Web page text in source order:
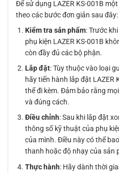
Để sử dụng LAZER KS-001B
theo các bước đơn giản sau đây:
Kiểm tra sản phẩm: Trước
phụ kiện LAZER KS-001B
còn đầy đủ các bộ phận.
Lắp đặt: Tùy thuộc vào loại
hãy tiến hành lắp đặt LAZER
thể đi kèm. Đảm bảo rằng
và đúng cách.
Điều chỉnh: Sau khi lắp đặt
thông số kỹ thuật của phụ
của mình. Điều này có thể
thanh hoặc độ nhạy của sản
Thực hành: Hãy dành thời